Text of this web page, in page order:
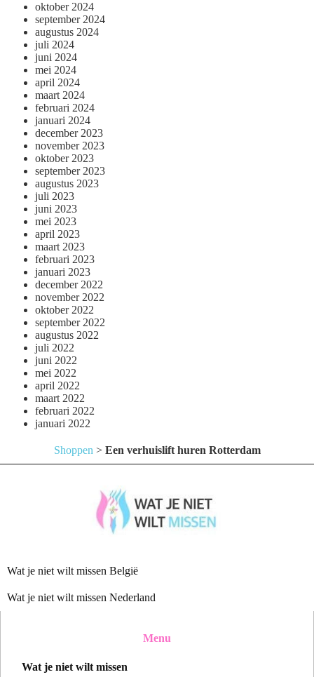
oktober 2024
september 2024
augustus 2024
juli 2024
juni 2024
mei 2024
april 2024
maart 2024
februari 2024
januari 2024
december 2023
november 2023
oktober 2023
september 2023
augustus 2023
juli 2023
juni 2023
mei 2023
april 2023
maart 2023
februari 2023
januari 2023
december 2022
november 2022
oktober 2022
september 2022
augustus 2022
juli 2022
juni 2022
mei 2022
april 2022
maart 2022
februari 2022
januari 2022
Shoppen > Een verhuislift huren Rotterdam
Wat je niet wilt missen België
Wat je niet wilt missen Nederland
Menu
Wat je niet wilt missen